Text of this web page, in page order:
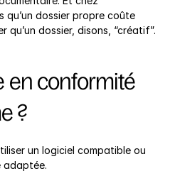
qu’un dossier propre coûte
dossier, disons, “créatif”.
en conformité
?
un logiciel compatible ou
adaptée.